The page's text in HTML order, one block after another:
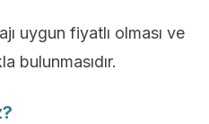
uygun fiyatlı olması ve
bulunmasıdır.